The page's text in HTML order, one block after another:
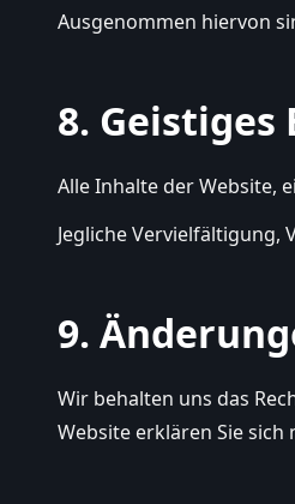
Ausgenommen hiervon
8. Geistiges
Alle Inhalte der Website,
Jegliche
9.
Wir behalten uns das
Website erklären Sie